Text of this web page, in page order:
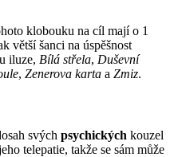
klobouku na cíl mají o 1
větší šanci na úspěšnost
iluze, Bílá střela, Duševní
, Zenerova karta a Zmiz.
svých psychických kouzel
telepatie, takže se sám může